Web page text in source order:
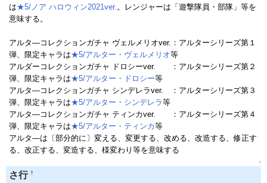
は★5/ノア ハロウィン2021ver.。レンジャーは「遊撃隊員・部隊」等を
意味する。
アルタ―コレクションガチャ ヴェルメリオver.：アルターシリーズ第１
弾、限定キャラは★5/アルター・ヴェルメリオ等
アルダーコレクションガチャ ドロシーver. ：アルターシリーズ第２
弾、限定キャラは★5/アルター・ドロシー等
アルタ―コレクションガチャ シンデレラver. ：アルターシリーズ第３
弾、限定キャラは★5/アルター・シンデレラ等
アルタ―コレクションガチャ ティンカver. ：アルターシリーズ第４
弾、限定キャラは★5/アルター・ティンカ等
アルタ―は〔部分的に〕変える、変更する、改める、改造する、修正す
る、改正する、変造する、様変わり等を意味する
↑
さ行 †